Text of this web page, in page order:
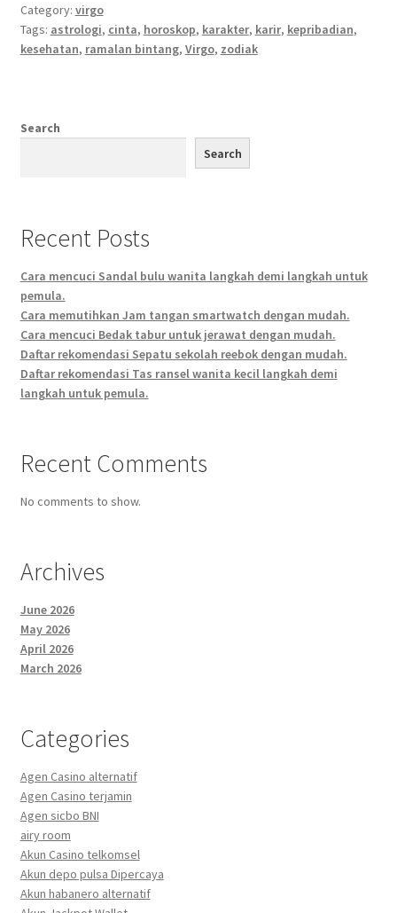
Category: virgo
Tags: astrologi, cinta, horoskop, karakter, karir, kepribadian,
kesehatan, ramalan bintang, Virgo, zodiak
Search
Search
Recent Posts
Cara mencuci Sandal bulu wanita langkah demi langkah untuk
pemula.
Cara memutihkan Jam tangan smartwatch dengan mudah.
Cara mencuci Bedak tabur untuk jerawat dengan mudah.
Daftar rekomendasi Sepatu sekolah reebok dengan mudah.
Daftar rekomendasi Tas ransel wanita kecil langkah demi
langkah untuk pemula.
Recent Comments
No comments to show.
Archives
June 2026
May 2026
April 2026
March 2026
Categories
Agen Casino alternatif
Agen Casino terjamin
Agen sicbo BNI
airy room
Akun Casino telkomsel
Akun depo pulsa Dipercaya
Akun habanero alternatif